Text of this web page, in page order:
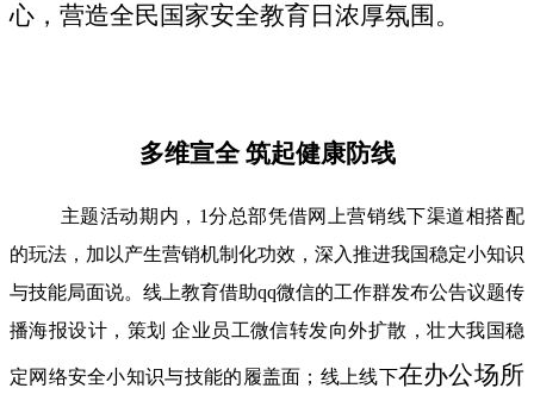
心，营造全民国家安全教育日浓厚氛围。
多维宣全 筑起健康防线
主题活动期内，1分总部凭借网上营销线下渠道相搭配
的玩法，加以产生营销机制化功效，深入推进我国稳定小知识
与技能局面说。线上教育借助qq微信的工作群发布公告议题传
播海报设计，策划 企业员工微信转发向外扩散，壮大我国稳
定网络安全小知识与技能的履盖面；线上线下在办公场所